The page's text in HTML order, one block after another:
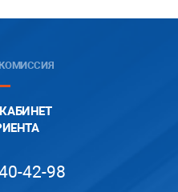
42-98